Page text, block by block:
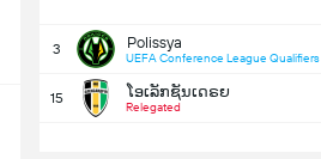
3 Polissya
UEFA Conference League Qualifiers
15 ໂອເລັກຊັນເດຣຍ
Relegated